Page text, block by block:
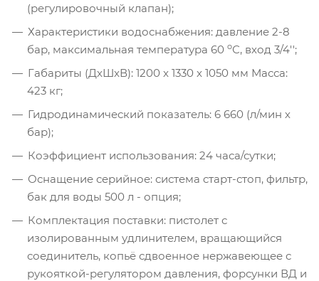
(регулировочный клапан);
Характеристики водоснабжения: давление 2-8
бар, максимальная температура 60 oС, вход 3/4'';
Габариты (ДxШxВ): 1200 x 1330 x 1050 мм Масса:
423 кг;
Гидродинамический показатель: 6 660 (л/мин х
бар);
Коэффициент использования: 24 часа/сутки;
Оснащение серийное: система cтарт-стоп, фильтр,
бак для воды 500 л - опция;
Комплектация поставки: пистолет с
изолированным удлинителем, вращающийся
соединитель, копьё сдвоенное нержавеющее с
рукояткой-регулятором давления, форсунки ВД и